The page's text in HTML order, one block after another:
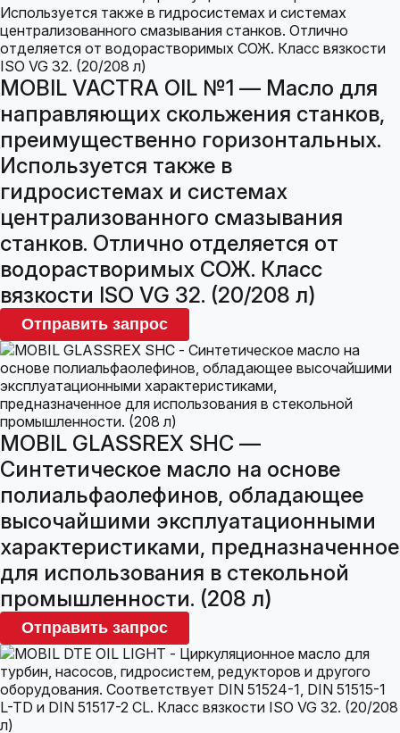
MOBIL VACTRA OIL №1 — Масло для
направляющих скольжения станков,
преимущественно горизонтальных.
Используется также в
гидросистемах и системах
централизованного смазывания
станков. Отлично отделяется от
водорастворимых СОЖ. Класс
вязкости ISO VG 32. (20/208 л)
Отправить запрос
MOBIL GLASSREX SHC —
Синтетическое масло на основе
полиальфаолефинов, обладающее
высочайшими эксплуатационными
характеристиками, предназначенное
для использования в стекольной
промышленности. (208 л)
Отправить запрос